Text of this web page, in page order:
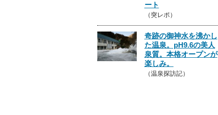
ート
（突レポ）
奇跡の御神水を沸かし
た温泉。pH9.6の美人
泉質。本格オープンが
楽しみ。
（温泉探訪記）